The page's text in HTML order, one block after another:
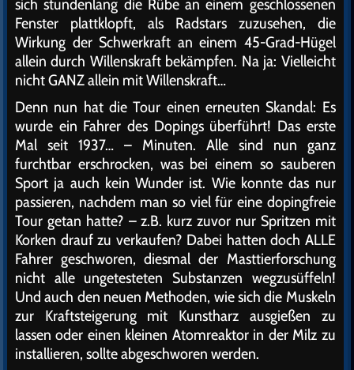
sich stundenlang die Rübe an einem geschlossenen
Fenster plattklopft, als Radstars zuzusehen, die
Wirkung der Schwerkraft an einem 45-Grad-Hügel
allein durch Willenskraft bekämpfen. Na ja: Vielleicht
nicht GANZ allein mit Willenskraft…
Denn nun hat die Tour einen erneuten Skandal: Es
wurde ein Fahrer des Dopings überführt! Das erste
Mal seit 1937… – Minuten. Alle sind nun ganz
furchtbar erschrocken, was bei einem so sauberen
Sport ja auch kein Wunder ist. Wie konnte das nur
passieren, nachdem man so viel für eine dopingfreie
Tour getan hatte? – z.B. kurz zuvor nur Spritzen mit
Korken drauf zu verkaufen? Dabei hatten doch ALLE
Fahrer geschworen, diesmal der Masttierforschung
nicht alle ungetesteten Substanzen wegzusüffeln!
Und auch den neuen Methoden, wie sich die Muskeln
zur Kraftsteigerung mit Kunstharz ausgießen zu
lassen oder einen kleinen Atomreaktor in der Milz zu
installieren, sollte abgeschworen werden.